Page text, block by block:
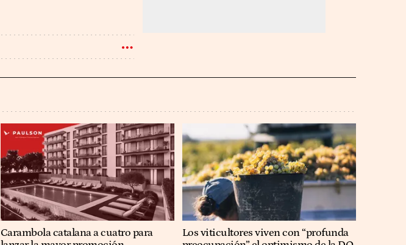
Carambola catalana a cuatro para
Los viticultores viven con “profunda